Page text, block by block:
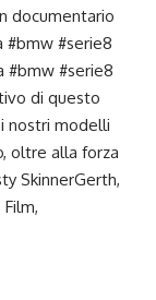
documentario
#serie8
#bmw #serie8
di questo
nostri modelli
oltre alla forza
SkinnerGerth,